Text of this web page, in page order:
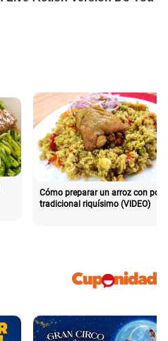
Cómo preparar un arroz con pollo
tradicional riquísimo (VIDEO)